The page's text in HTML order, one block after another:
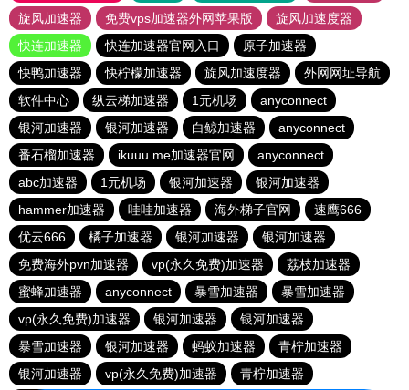
旋风加速器
免费vps加速器外网苹果版
旋风加速度器
快连加速器
快连加速器官网入口
原子加速器
快鸭加速器
快柠檬加速器 旋风加速度器
外网网址导航
软件中心
纵云梯加速器 1元机场
anyconnect
银河加速器
银河加速器 白鲸加速器
anyconnect
番石榴加速器
ikuuu.me加速器官网
anyconnect
abc加速器
1元机场 银河加速器
银河加速器
hammer加速器
哇哇加速器 海外梯子官网
速鹰666
优云666
橘子加速器 银河加速器
银河加速器
免费海外pvn加速器
vp(永久免费)加速器
荔枝加速器
蜜蜂加速器
anyconnect 暴雪加速器
暴雪加速器
vp(永久免费)加速器
银河加速器
银河加速器
暴雪加速器
银河加速器 蚂蚁加速器
青柠加速器
银河加速器
vp(永久免费)加速器 青柠加速器